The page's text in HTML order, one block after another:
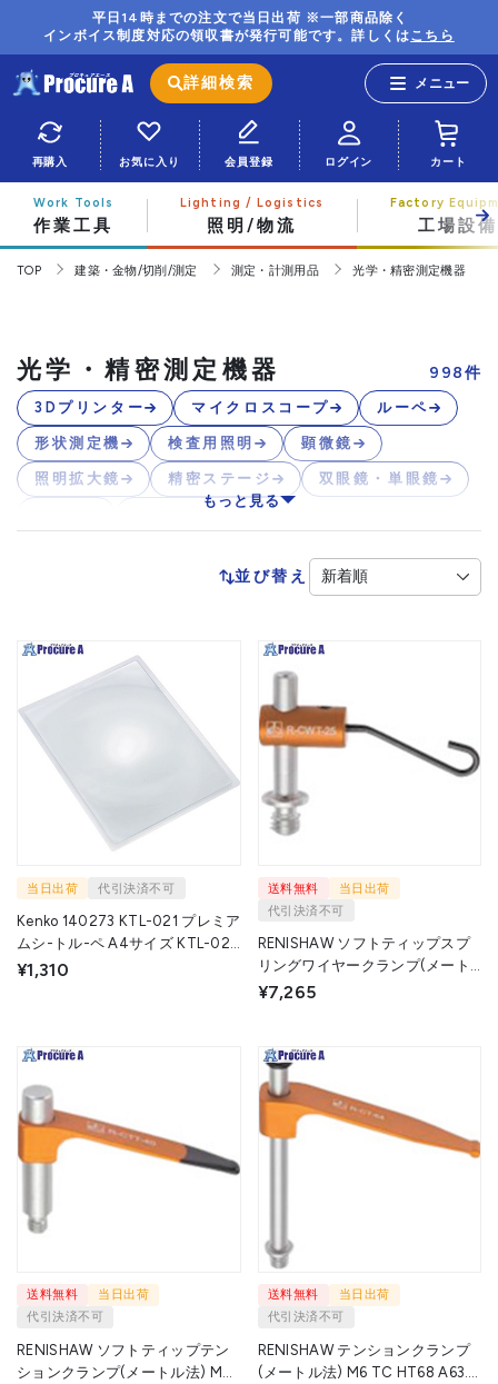
平日14時までの注文で当日出荷 ※一部商品除く
インボイス制度対応の領収書が発行可能です。詳しくはこちら
詳細検索
再購入 お気に入り 会員登録 ログイン カート
作業工具 照明/物流 工場設備
TOP 建築・金物/切削/測定 測定・計測用品 光学・精密測定機器
光学・精密測定機器 998件
3Dプリンター マイクロスコープ ルーペ
形状測定機 検査用照明 顕微鏡
照明拡大鏡 精密ステージ 双眼鏡・単眼鏡
もっと見る
並び替え
当日出荷 代引決済不可
Kenko 140273 KTL-021 プレミア
ムシ-トル-ペ A4サイズ KTL-021
1個 ▼427-1919
¥1,310
送料無料
当日出荷
代引決済不可
RENISHAW ソフトティップスプ
リングワイヤークランプ(メート
ル法) M6 STSWC HT25 A36 B8
¥7,265
送料無料
当日出荷
代引決済不可
RENISHAW ソフトティップテン
ションクランプ(メートル法) M4
送料無料
当日出荷
代引決済不可
RENISHAW テンションクランプ
(メートル法) M6 TC HT68 A63.5